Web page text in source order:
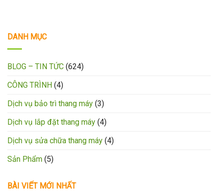
DANH MỤC
BLOG – TIN TỨC (624)
CÔNG TRÌNH (4)
Dịch vụ bảo trì thang máy (3)
Dịch vụ lắp đặt thang máy (4)
Dịch vụ sửa chữa thang máy (4)
Sản Phẩm (5)
BÀI VIẾT MỚI NHẤT